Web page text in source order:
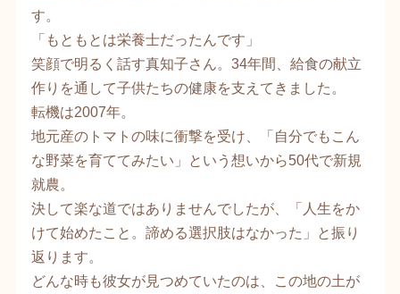
す。
「もともとは栄養士だったんです」
笑顔で明るく話す真知子さん。34年間、給食の献立
作りを通して子供たちの健康を支えてきました。
転機は2007年。
地元産のトマトの味に衝撃を受け、「自分でもこん
な野菜を育ててみたい」という想いから50代で新規
就農。
決して楽な道ではありませんでしたが、「人生をか
けて始めたこと。諦める選択肢はなかった」と振り
返ります。
どんな時も彼女が見つめていたのは、この地の土が